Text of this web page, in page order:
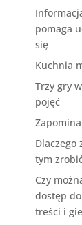
pomaga
się
Kuchnia
Trzy gry
pojęć
Dlaczego
tym
Czy
dostęp
treści i